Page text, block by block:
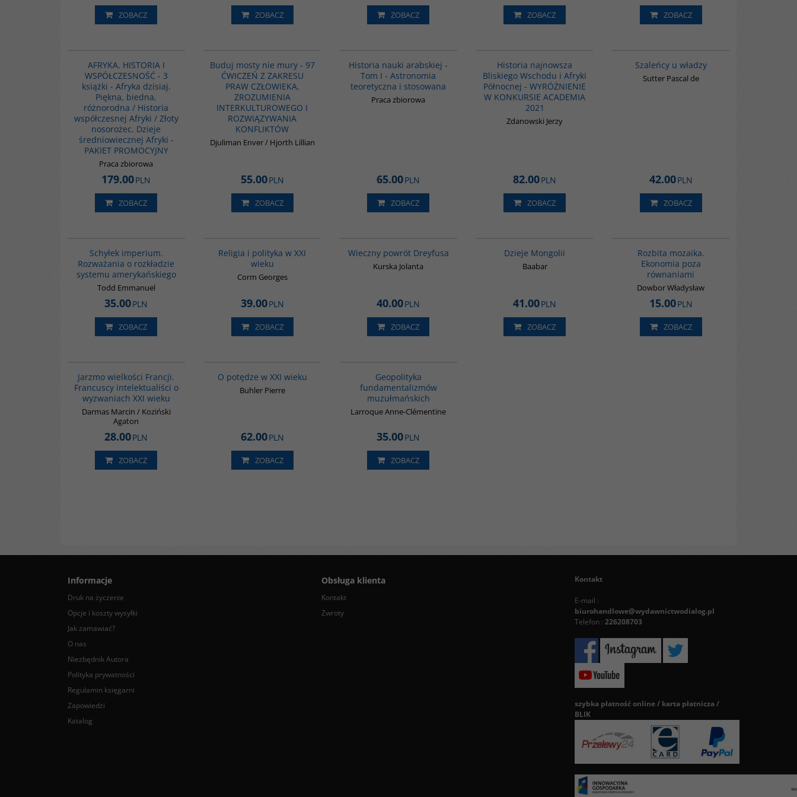
ZOBACZ ZOBACZ ZOBACZ ZOBACZ ZOBACZ
AFRYKA. HISTORIA I
WSPÓŁCZESNOŚĆ - 3
książki - Afryka dzisiaj.
Piękna, biedna,
różnorodna / Historia
współczesnej Afryki / Złoty
nosorożec. Dzieje
średniowiecznej Afryki -
PAKIET PROMOCYJNY
Praca zbiorowa
179.00PLN
ZOBACZ
Buduj mosty nie mury - 97
ĆWICZEŃ Z ZAKRESU
PRAW CZŁOWIEKA,
ZROZUMIENIA
INTERKULTUROWEGO I
ROZWIĄZYWANIA
KONFLIKTÓW
Djuliman Enver / Hjorth Lillian
55.00PLN
ZOBACZ
Historia nauki arabskiej -
Tom I - Astronomia
teoretyczna i stosowana
Praca zbiorowa
65.00PLN
ZOBACZ
Historia najnowsza
Bliskiego Wschodu i Afryki
Północnej - WYRÓŻNIENIE
W KONKURSIE ACADEMIA
2021
Zdanowski Jerzy
82.00PLN
ZOBACZ
Szaleńcy u władzy
Sutter Pascal de
42.00PLN
ZOBACZ
Schyłek imperium.
Rozważania o rozkładzie
systemu amerykańskiego
Todd Emmanuel
35.00PLN
ZOBACZ
Religia i polityka w XXI
wieku
Corm Georges
39.00PLN
ZOBACZ
Wieczny powrót Dreyfusa
Kurska Jolanta
40.00PLN
ZOBACZ
Dzieje Mongolii
Baabar
41.00PLN
ZOBACZ
Rozbita mozaika.
Ekonomia poza
równaniami
Dowbor Władysław
15.00PLN
ZOBACZ
Jarzmo wielkości Francji.
Francuscy intelektualiści o
wyzwaniach XXI wieku
Darmas Marcin / Koziński
Agaton
28.00PLN
ZOBACZ
O potędze w XXI wieku
Buhler Pierre
62.00PLN
ZOBACZ
Geopolityka
fundamentalizmów
muzułmańskich
Larroque Anne-Clémentine
35.00PLN
ZOBACZ
Informacje
Druk na życzenie
Opcje i koszty wysyłki
Jak zamawiać?
O nas
Niezbędnik Autora
Polityka prywatności
Regulamin księgarni
Zapowiedzi
Katalog
Obsługa klienta
Kontakt
Zwroty
Kontakt
E-mail :
biurohandlowe@wydawnictwodialog.pl
Telefon : 226208703
szybka płatność online / karta płatnicza /
BLIK